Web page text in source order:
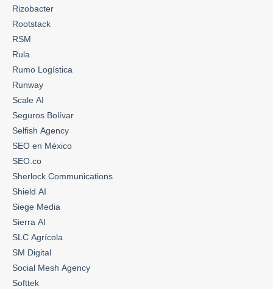
Rizobacter
Rootstack
RSM
Rula
Rumo Logística
Runway
Scale AI
Seguros Bolívar
Selfish Agency
SEO en México
SEO.co
Sherlock Communications
Shield AI
Siege Media
Sierra AI
SLC Agrícola
SM Digital
Social Mesh Agency
Softtek